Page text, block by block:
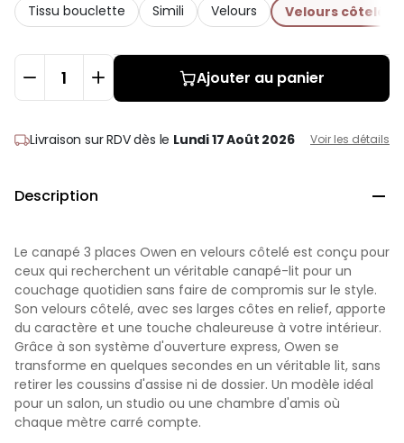
Tissu bouclette
Simili Velours Velours côtelé
Ajouter au panier
Livraison sur RDVdès le Lundi 17 Août 2026 Voir les détails
Description 
Le canapé 3 places Owen en velours côtelé est conçu pour
ceux qui recherchent un véritable canapé-lit pour un
couchage quotidien sans faire de compromis sur le style.
Son velours côtelé, avec ses larges côtes en relief, apporte
du caractère et une touche chaleureuse à votre intérieur.
Grâce à son système d'ouverture express, Owen se
transforme en quelques secondes en un véritable lit, sans
retirer les coussins d'assise ni de dossier. Un modèle idéal
pour un salon, un studio ou une chambre d'amis où
chaque mètre carré compte.